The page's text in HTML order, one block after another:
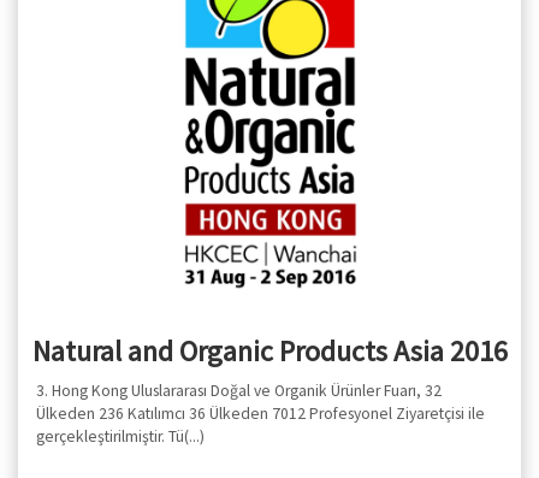
Natural and Organic Products Asia 2016
3. Hong Kong Uluslararası Doğal ve Organik Ürünler Fuarı, 32
Ülkeden 236 Katılımcı 36 Ülkeden 7012 Profesyonel Ziyaretçisi ile
gerçekleştirilmiştir. Tü(...)